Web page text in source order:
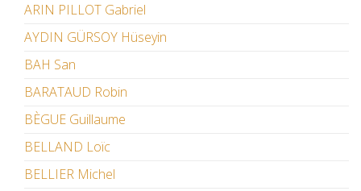
ARIN PILLOT Gabriel
AYDIN GÜRSOY Hüseyin
BAH San
BARATAUD Robin
BÈGUE Guillaume
BELLAND Loïc
BELLIER Michel